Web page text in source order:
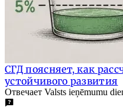
СГД поясняет, как
устойчивого развития
Отвечает Valsts ieņēmumu